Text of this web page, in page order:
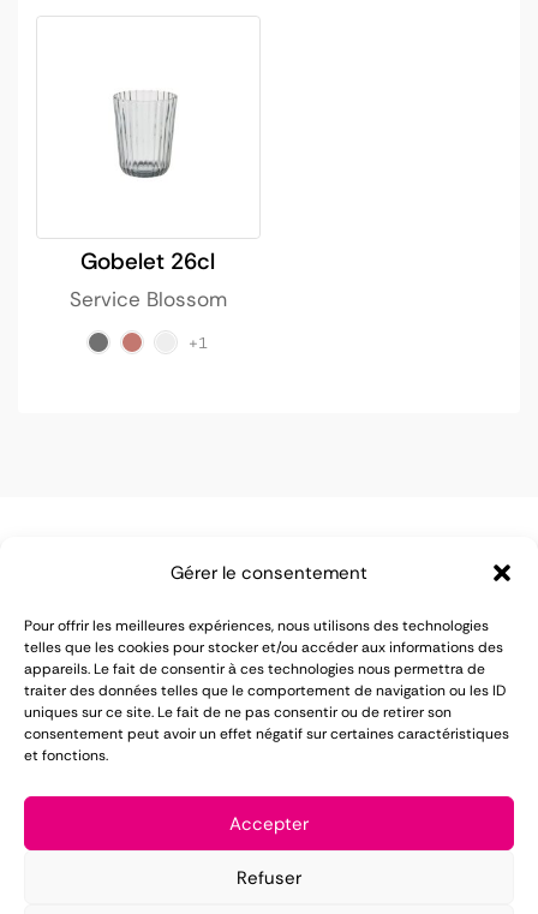
Gérer le consentement
Pour offrir les meilleures expériences, nous utilisons des technologies
telles que les cookies pour stocker et/ou accéder aux informations des
appareils. Le fait de consentir à ces technologies nous permettra de
traiter des données telles que le comportement de navigation ou les ID
uniques sur ce site. Le fait de ne pas consentir ou de retirer son
consentement peut avoir un effet négatif sur certaines caractéristiques
et fonctions.
Accepter
Refuser
Gobelet 26cl
Service Blossom
+1
LOMAREC met à votre disposition plus de 55 ans
d'expérience dans le domaine de la location de
matériel pour réception.
Conditions générales de vente
Politique de confidentialité